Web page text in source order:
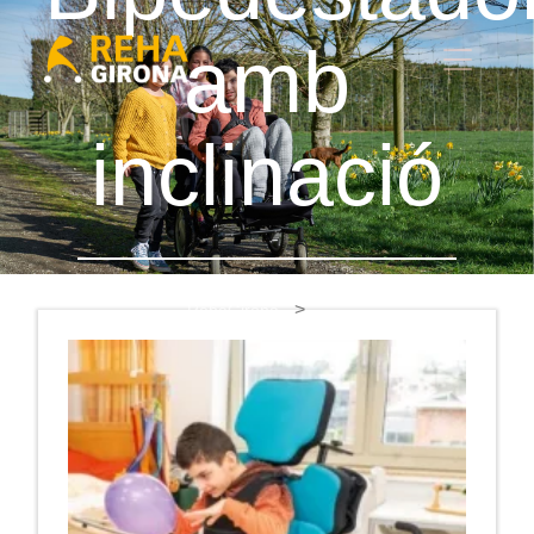
amb
inclinació
Bipedestador amb inclinació